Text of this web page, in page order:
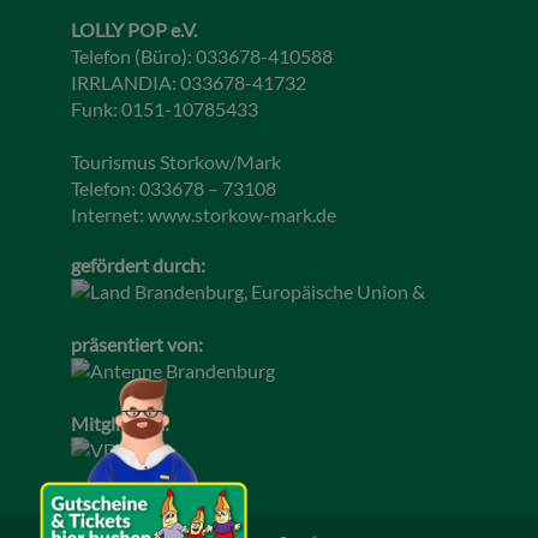
LOLLY POP e.V.
Telefon (Büro): 033678-410588
IRRLANDIA: 033678-41732
Funk: 0151-10785433
Tourismus Storkow/Mark
Telefon: 033678 – 73108
Internet: www.storkow-mark.de
gefördert durch:
präsentiert von:
Mitglied im: